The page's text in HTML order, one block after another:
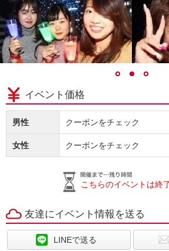
イベント価格
男性 クーポンをチェック
女性 クーポンをチェック
こちらのイベントは終
友達にイベント情報を送る
LINEで送る